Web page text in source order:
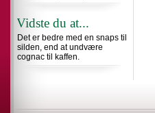
Vidste du at...
Det er bedre med en snaps til
silden, end at undvære
cognac til kaffen.